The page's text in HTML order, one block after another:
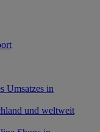
Umsatzes in
und weltweit